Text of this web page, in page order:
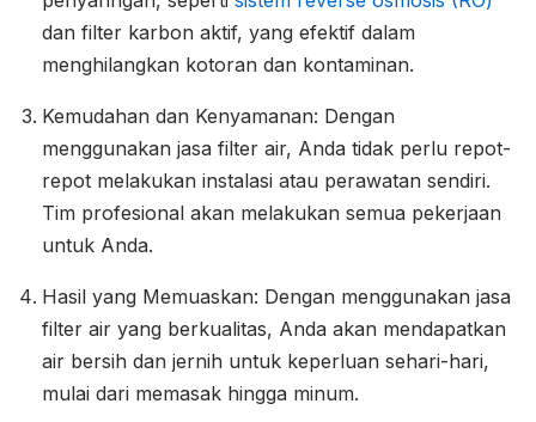
dan filter karbon aktif, yang efektif dalam
menghilangkan kotoran dan kontaminan.
Kemudahan dan Kenyamanan: Dengan
menggunakan jasa filter air, Anda tidak perlu repot-
repot melakukan instalasi atau perawatan sendiri.
Tim profesional akan melakukan semua pekerjaan
untuk Anda.
Hasil yang Memuaskan: Dengan menggunakan jasa
filter air yang berkualitas, Anda akan mendapatkan
air bersih dan jernih untuk keperluan sehari-hari,
mulai dari memasak hingga minum.